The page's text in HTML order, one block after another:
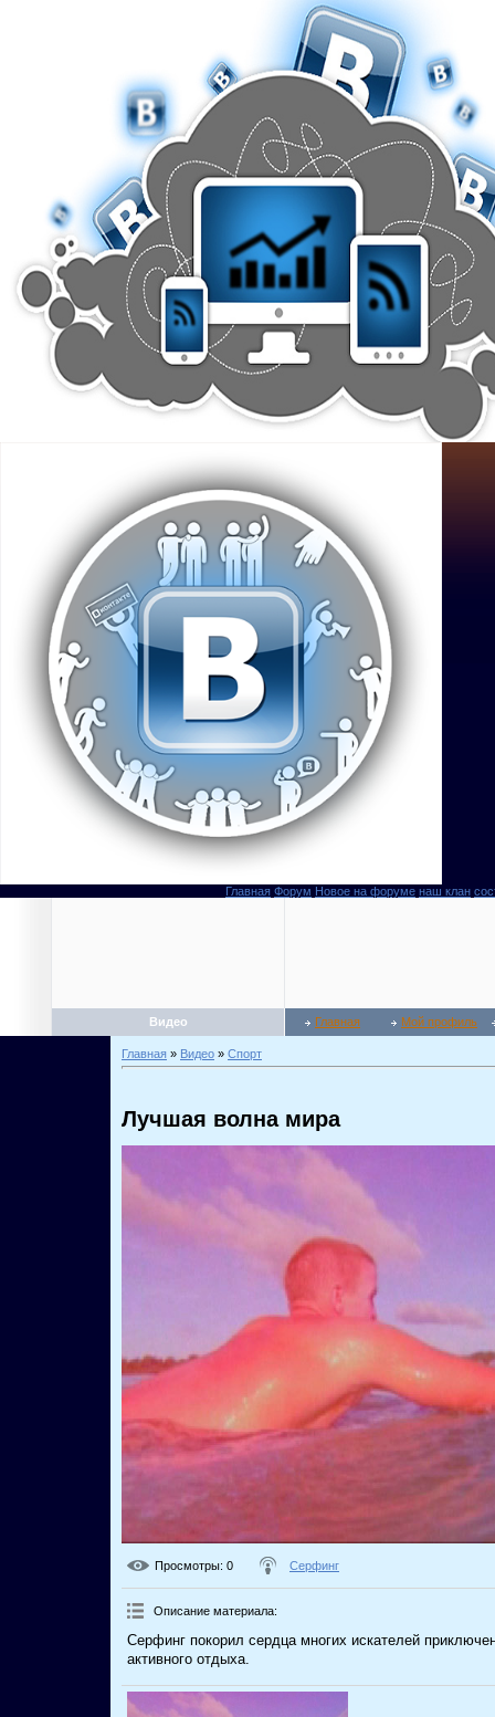
Главная Форум Новое на форуме наш клан
Видео Главная Мой профиль
Главная » Видео » Спорт
Лучшая волна мира
Просмотры: 0 Серфинг
Описание материала:
Серфинг покорил сердца многих искателей
активного отдыха.